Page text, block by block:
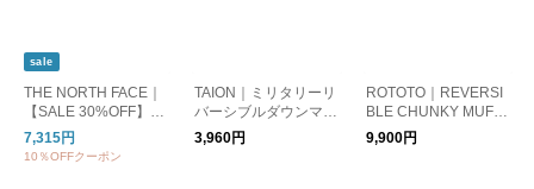
sale
THE NORTH FACE｜
【SALE 30%OFF】ヌ
プシマフラー Nuptse
Muffler ダウン nn7231
7,315円
10％OFFクーポン
TAION｜ミリタリーリ
バーシブルダウンマフ
ラー DOWN MUFFLE
R TAION-R201ML-1
3,960円
ROTOTO｜REVERSI
BLE CHUNKY MUFFL
ER"LEOPARD" リバー
シブルチャンキーマフ
9,900円